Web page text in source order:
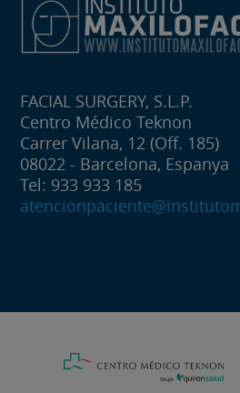
FACIAL SURGERY, S.L.P.
Centro Médico Teknon
Carrer Vilana, 12 (Off. 185)
08022 - Barcelona, Espanya
Tel: 933 933 185